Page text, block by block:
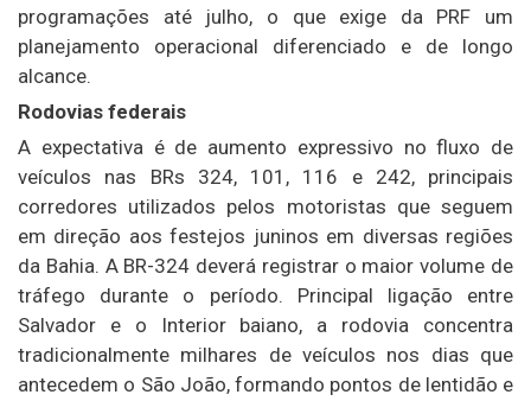
programações até julho, o que exige da PRF um
planejamento operacional diferenciado e de longo
alcance.
Rodovias federais
A expectativa é de aumento expressivo no fluxo de
veículos nas BRs 324, 101, 116 e 242, principais
corredores utilizados pelos motoristas que seguem
em direção aos festejos juninos em diversas regiões
da Bahia. A BR-324 deverá registrar o maior volume de
tráfego durante o período. Principal ligação entre
Salvador e o Interior baiano, a rodovia concentra
tradicionalmente milhares de veículos nos dias que
antecedem o São João, formando pontos de lentidão e